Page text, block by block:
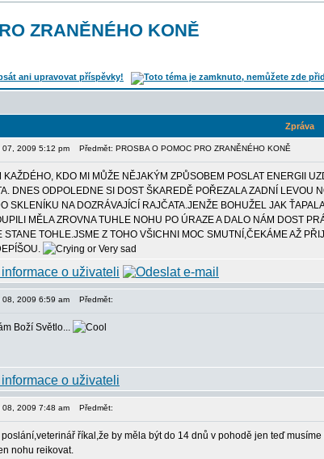
ZRANĚNÉHO KONĚ
Zpráva
07, 2009 5:12 pm Předmět: PROSBA O POMOC PRO ZRANĚNÉHO KONĚ
KAŽDÉHO, KDO MI MŮŽE NĚJAKÝM ZPŮSOBEM POSLAT ENERGII
DNES ODPOLEDNE SI DOST ŠKAREDĚ POŘEZALA ZADNÍ LEVOU
SKLENÍKU NA DOZRÁVAJÍCÍ RAJČATA.JENŽE BOHUŽEL JAK
MĚLA ZROVNA TUHLE NOHU PO ÚRAZE A DALO NÁM DOST
STANE TOHLE.JSME Z TOHO VŠICHNI MOC SMUTNÍ,ČEKÁME AŽ
08, 2009 6:59 am Předmět:
Boží Světlo...
08, 2009 7:48 am Předmět:
říkal,že by měla být do 14 dnů v pohodě jen teď
nohu reikovat.